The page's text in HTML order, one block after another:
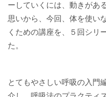
ーしていくには、動きがあ
思いから、今回、体を使い
くための講座を、５回シリ
た。
とてもやさしい呼吸の入門